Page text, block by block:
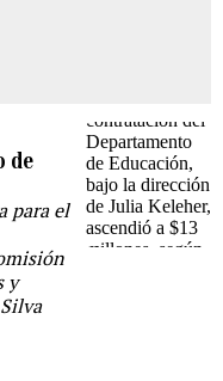
de
para el
y